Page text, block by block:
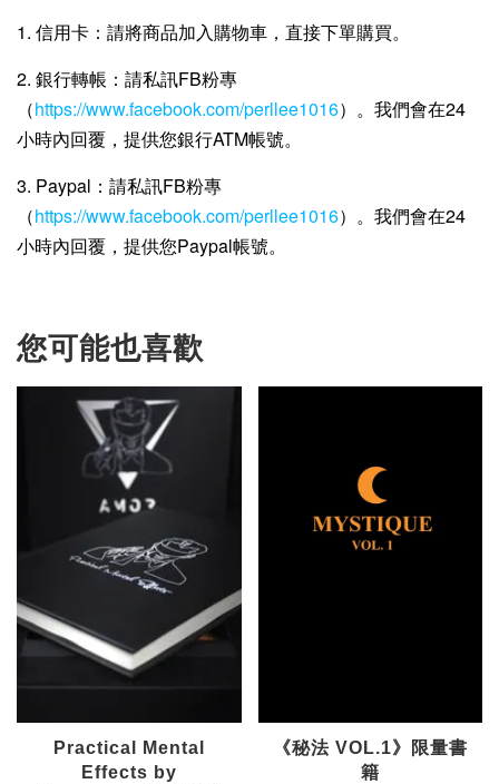
1. 信用卡：請將商品加入購物車，直接下單購買。
2. 銀行轉帳：請私訊FB粉專
（https://www.facebook.com/perllee1016）。我們會在24
小時內回覆，提供您銀行ATM帳號。
3. Paypal：請私訊FB粉專
（https://www.facebook.com/perllee1016）。我們會在24
小時內回覆，提供您Paypal帳號。
您可能也喜歡
Practical Mental
Effects by
《秘法 VOL.1》限量書
籍